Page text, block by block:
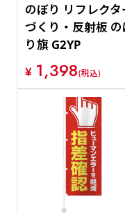
のぼり リフレクタ
づくり・反射板 の
り旗 G2YP
¥ 1,398(税込)